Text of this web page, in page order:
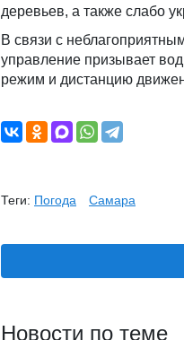
деревьев, а также слабо
В связи с
управление призывает
режим и дистанцию
Теги: Погода Самара
Новости по теме